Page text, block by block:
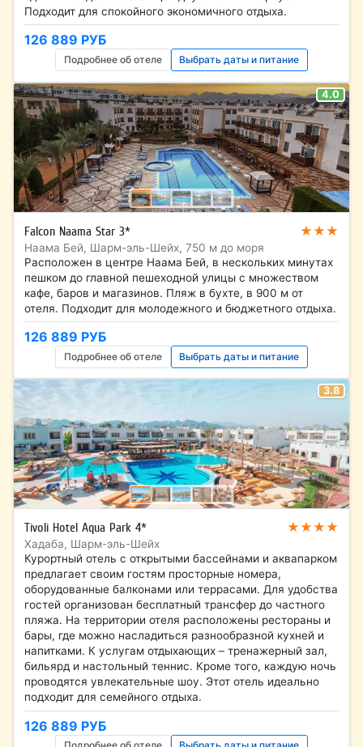
Подходит для спокойного экономичного отдыха.
126 889 РУБ
Подробнее об отеле Выбрать даты и питание
4.0
Falcon Naama Star 3* ★★★
Наама Бей, Шарм-эль-Шейх, 750 м до моря
Расположен в центре Наама Бей, в нескольких минутах
пешком до главной пешеходной улицы с множеством
кафе, баров и магазинов. Пляж в бухте, в 900 м от
отеля. Подходит для молодежного и бюджетного отдыха.
126 889 РУБ
Подробнее об отеле Выбрать даты и питание
3.8
Tivoli Hotel Aqua Park 4* ★★★★
Хадаба, Шарм-эль-Шейх
Курортный отель с открытыми бассейнами и аквапарком
предлагает своим гостям просторные номера,
оборудованные балконами или террасами. Для удобства
гостей организован бесплатный трансфер до частного
пляжа. На территории отеля расположены рестораны и
бары, где можно насладиться разнообразной кухней и
напитками. К услугам отдыхающих – тренажерный зал,
бильярд и настольный теннис. Кроме того, каждую ночь
проводятся увлекательные шоу. Этот отель идеально
подходит для семейного отдыха.
126 889 РУБ